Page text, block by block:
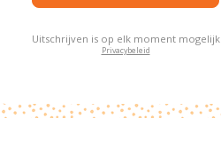
Uitschrijven is op elk moment mogelijk
Privacybeleid